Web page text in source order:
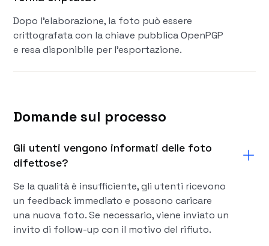
Dopo l'elaborazione, la foto può essere
crittografata con la chiave pubblica OpenPGP
e resa disponibile per l'esportazione.
Domande sul processo
Gli utenti vengono informati delle foto
difettose?
Se la qualità è insufficiente, gli utenti ricevono
un feedback immediato e possono caricare
una nuova foto. Se necessario, viene inviato un
invito di follow-up con il motivo del rifiuto.